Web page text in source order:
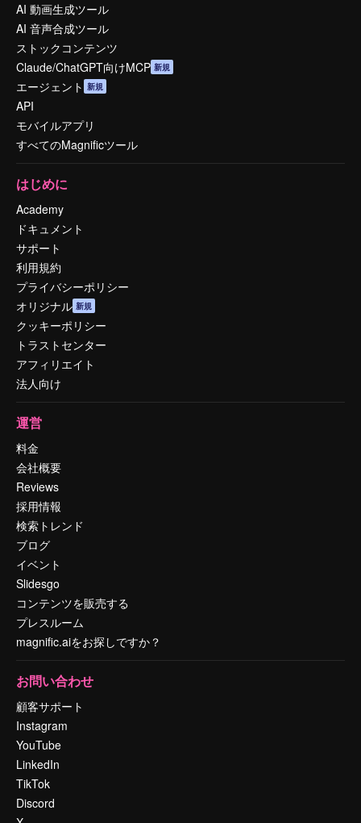
AI 動画生成ツール
AI 音声合成ツール
ストックコンテンツ
Claude/ChatGPT向けMCP 新規
エージェント 新規
API
モバイルアプリ
すべてのMagnificツール
はじめに
Academy
ドキュメント
サポート
利用規約
プライバシーポリシー
オリジナル 新規
クッキーポリシー
トラストセンター
アフィリエイト
法人向け
運営
料金
会社概要
Reviews
採用情報
検索トレンド
ブログ
イベント
Slidesgo
コンテンツを販売する
プレスルーム
magnific.aiをお探しですか？
お問い合わせ
顧客サポート
Instagram
YouTube
LinkedIn
TikTok
Discord